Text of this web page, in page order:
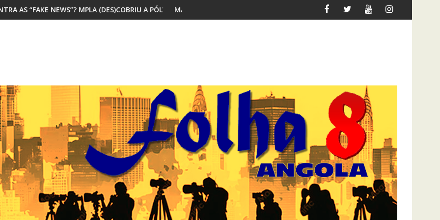
(DES)COBRIU A PÓLVORAMAIORIA DOS JOVENS AFRICANOS QUER MIGRAR ATAQUE À UNITEL AINDA AFECTA A VIDA